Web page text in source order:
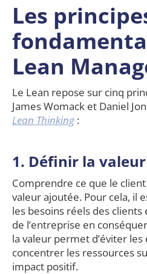
Les
Lean
Le Lean repose sur cinq
James Womack et Daniel
Lean Thinking:
1. Définir la valeur
Comprendre ce que le
valeur ajoutée. Pour cela, il
les besoins réels des clients
de l’entreprise en
la valeur permet d’éviter
concentrer les ressources
impact positif.